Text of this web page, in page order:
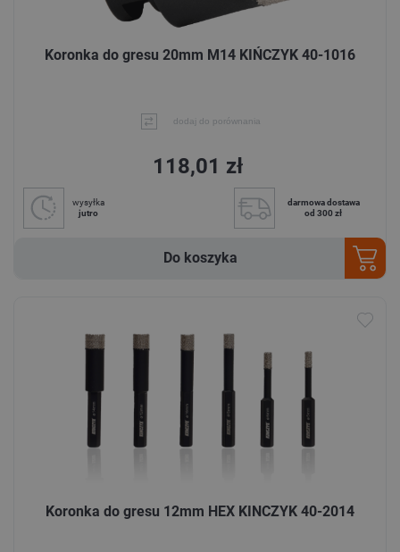
Koronka do gresu 20mm M14 KIŃCZYK 40-1016
dodaj do porównania
118,01 zł
wysyłka
jutro
darmowa dostawa
od 300 zł
Do koszyka
Koronka do gresu 12mm HEX KINCZYK 40-2014